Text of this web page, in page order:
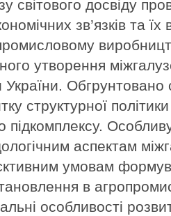
світового досвіду
зв’язків та
утворення
України. Обгрунтовано
структурної
підкомплексу.
аспектам
умовам
в
особливості